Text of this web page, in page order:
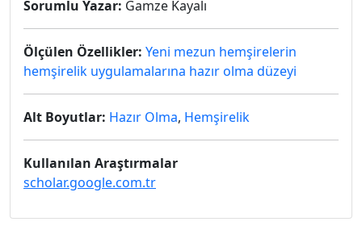
Sorumlu Yazar: Gamze Kayalı
Ölçülen Özellikler: Yeni mezun hemşirelerin
hemşirelik uygulamalarına hazır olma düzeyi
Alt Boyutlar: Hazır Olma, Hemşirelik
Kullanılan Araştırmalar
scholar.google.com.tr